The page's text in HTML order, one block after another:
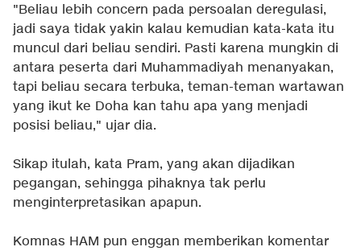
"Beliau lebih concern pada persoalan deregulasi,
jadi saya tidak yakin kalau kemudian kata-kata itu
muncul dari beliau sendiri. Pasti karena mungkin di
antara peserta dari Muhammadiyah menanyakan,
tapi beliau secara terbuka, teman-teman wartawan
yang ikut ke Doha kan tahu apa yang menjadi
posisi beliau," ujar dia.
Sikap itulah, kata Pram, yang akan dijadikan
pegangan, sehingga pihaknya tak perlu
menginterpretasikan apapun.
Komnas HAM pun enggan memberikan komentar